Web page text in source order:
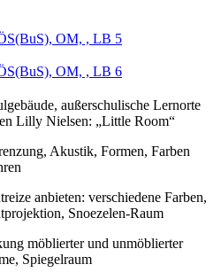
OM, , LB 5
OM, , LB 6
außerschulische Lernorte
Lilly Nielsen: „Little Room“
Akustik, Formen, Farben
anbieten: verschiedene Farben,
Snoezelen-Raum
möblierter und unmöblierter
Spiegelraum